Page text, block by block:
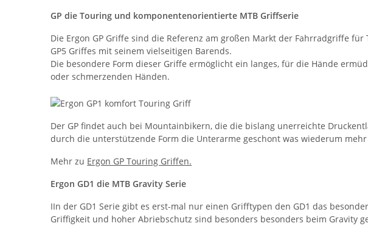
GP die Touring und komponentenorientierte MTB Griffserie
Die Ergon GP Griffe sind die Referenz am großen Markt der Fahrradgriffe
GP5 Griffes mit seinem vielseitigen Barends.
Die besondere Form dieser Griffe ermöglicht ein langes, für die Hände
oder schmerzenden Händen.
Der GP findet auch bei Mountainbikern, die die bislang unerreichte
durch die unterstützende Form die Unterarme geschont was wiederum
Mehr zu Ergon GP Touring Griffen.
Ergon GD1 die MTB Gravity Serie
IIn der GD1 Serie gibt es erst-mal nur einen Grifftypen den GD1 das
Griffigkeit und hoher Abriebschutz sind besonders besonders beim Gravity